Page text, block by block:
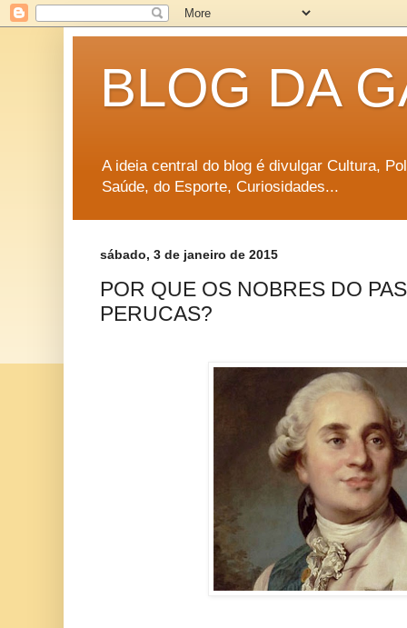
BLOG DA
A ideia central do blog é divulgar Cultura,
Saúde, do Esporte, Curiosidades...
sábado, 3 de janeiro de 2015
POR QUE OS NOBRES DO
PERUCAS?